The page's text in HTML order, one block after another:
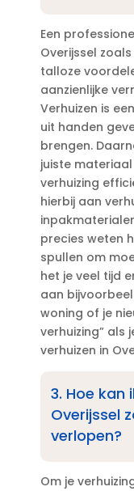
Een
Overijssel
talloze
aanzienlijke
Verhuizen is
uit handen
brengen.​
juiste
verhuizing
hierbij aan
precies weten
spullen om
het je veel tijd
aan
woning of je
verhuizing” als
verhuizen in
3.​ Hoe kan
Overijssel
verlopen?
Om je